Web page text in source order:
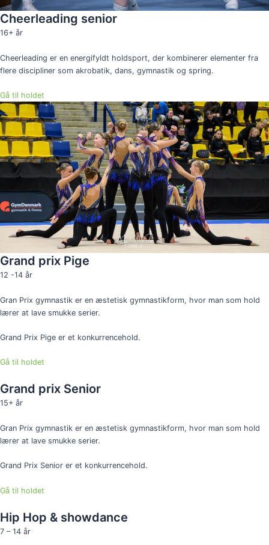
Cheerleading senior
16+ år
Cheerleading er en energifyldt holdsport, der kombinerer elementer fra
flere discipliner som akrobatik, dans, gymnastik og spring.
Gå til holdet
Grand prix Pige
12 -14 år
Gran Prix gymnastik er en æstetisk gymnastikform, hvor man som hold
lærer at lave smukke serier.
Grand Prix Pige er et konkurrencehold.
Gå til holdet
Grand prix Senior
15+ år
Gran Prix gymnastik er en æstetisk gymnastikform, hvor man som hold
lærer at lave smukke serier.
Grand Prix Senior er et konkurrencehold.
Gå til holdet
Hip Hop & showdance
7 – 14 år